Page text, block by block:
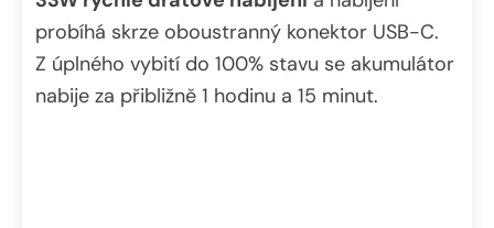
probíhá skrze oboustranný konektor USB-C.
Z úplného vybití do 100% stavu se akumulátor
nabije za přibližně 1 hodinu a 15 minut.